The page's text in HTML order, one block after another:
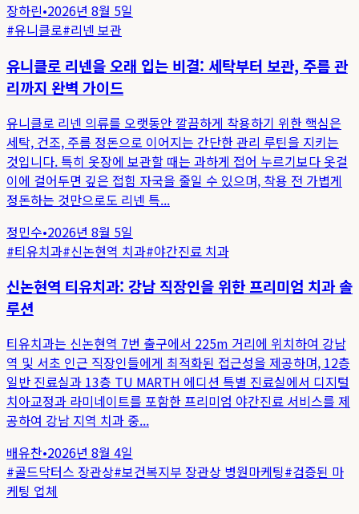
장하린•2026년 8월 5일
#유니클로#리넨 보관
유니클로 리넨을 오래 입는 비결: 세탁부터 보관, 주름 관
리까지 완벽 가이드
유니클로 리넨 의류를 오랫동안 깔끔하게 착용하기 위한 핵심은
세탁, 건조, 주름 정돈으로 이어지는 간단한 관리 루틴을 지키는
것입니다. 특히 옷장에 보관할 때는 과하게 접어 누르기보다 옷걸
이에 걸어두면 깊은 접힘 자국을 줄일 수 있으며, 착용 전 가볍게
정돈하는 것만으로도 리넨 특...
정민수•2026년 8월 5일
#티유치과#신논현역 치과#야간진료 치과
신논현역 티유치과: 강남 직장인을 위한 프리미엄 치과 솔
루션
티유치과는 신논현역 7번 출구에서 225m 거리에 위치하여 강남
역 및 서초 인근 직장인들에게 최적화된 접근성을 제공하며, 12층
일반 진료실과 13층 TU MARTH 에디션 특별 진료실에서 디지털
치아교정과 라미네이트를 포함한 프리미엄 야간진료 서비스를 제
공하여 강남 지역 치과 중...
배유찬•2026년 8월 4일
#골드닥터스 장관상#보건복지부 장관상 병원마케팅#검증된 마
케팅 업체